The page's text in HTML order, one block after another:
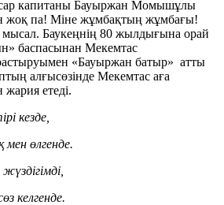
капитаны Бауыржан Момышұлы
жоқ па! Міне жұмбақтың жұмбағы!
мысал. Баукеңнің 80 жылдығына орай
баспасынан Мекемтас
«Бауыржан батыр» атты
алғысөзінде Мекемтас аға
етеді.
кезде,
өлгенде.
келгенде.